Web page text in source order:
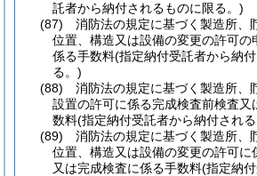
託者から納付されるものに限る。)
(87)
消防法の規定に基づく製造所、
位置、構造又は設備の変更の許可の
係る手数料(指定納付受託者から納
る。)
(88)
消防法の規定に基づく製造所、
設置の許可に係る完成検査前検査又
数料(指定納付受託者から納付され
(89)
消防法の規定に基づく製造所、
位置、構造又は設備の変更の許可に
又は完成検査に係る手数料(指定納